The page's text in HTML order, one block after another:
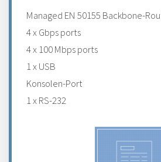
Managed EN 50155 Backbone-
4 x Gbps ports
4 x 100 Mbps ports
1 x USB
Konsolen-Port
1 x RS-232